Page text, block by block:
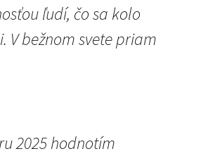
ľudí, čo sa kolo
V bežnom svete priam
2025 hodnotím